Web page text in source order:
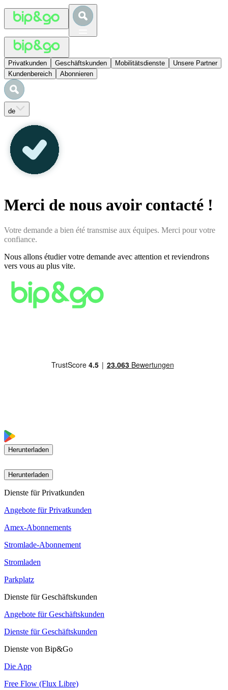
Privatkunden Geschäftskunden Mobilitätsdienste
Unsere Partner
Kundenbereich
Abonnieren
de
Merci de nous avoir contacté !
Votre demande a bien été transmise aux équipes. Merci pour votre
confiance.
Nous allons étudier votre demande avec attention et reviendrons
vers vous au plus vite.
Herunterladen
Herunterladen
Dienste für Privatkunden
Angebote für Privatkunden
Amex-Abonnements
Stromlade-Abonnement
Stromladen
Parkplatz
Dienste für Geschäftskunden
Angebote für Geschäftskunden
Dienste für Geschäftskunden
Dienste von Bip&Go
Die App
Free Flow (Flux Libre)